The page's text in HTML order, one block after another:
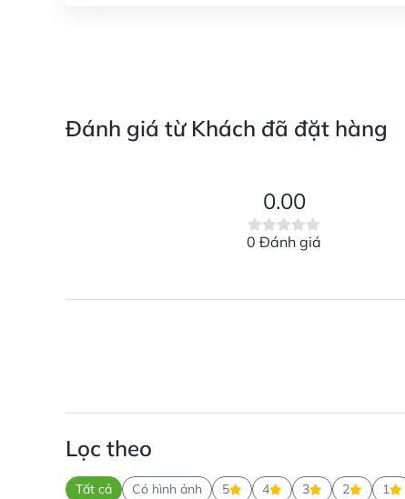
Đánh giá từ Khách đã đặt hàng
0.00
0 Đánh giá
Lọc theo
Tất cả Có hình ảnh 5 4 3 2 1